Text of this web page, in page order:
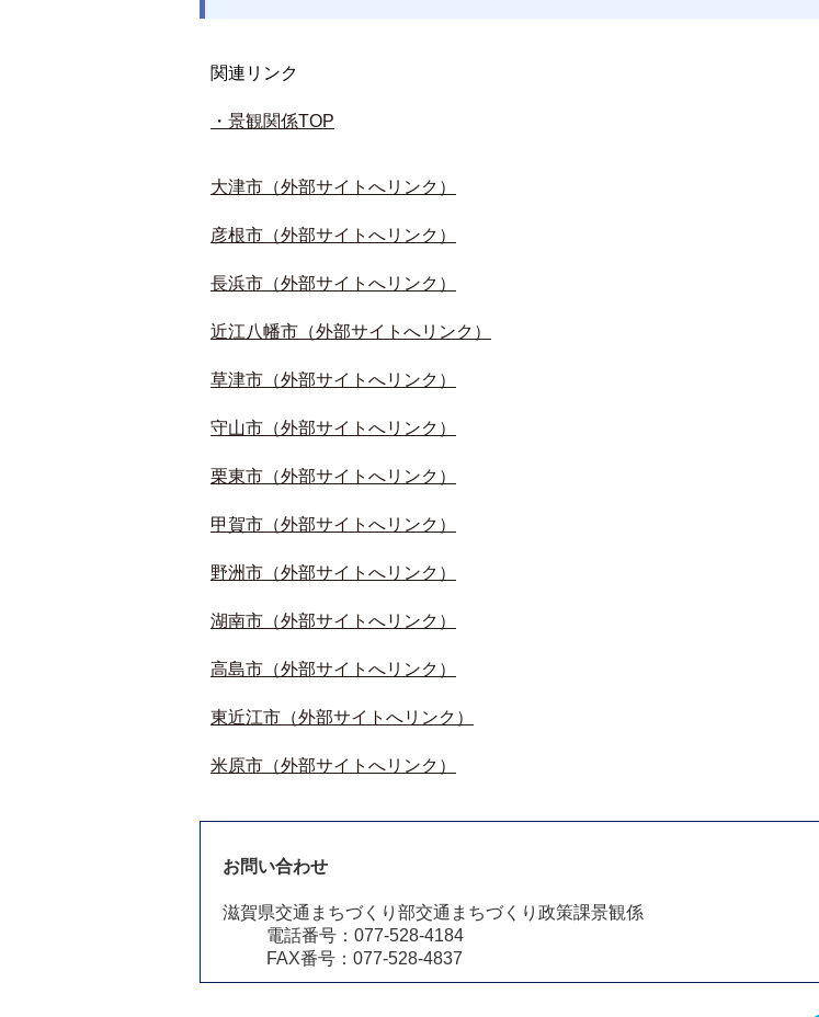
関連リンク
・景観関係TOP
大津市（外部サイトへリンク）
彦根市（外部サイトへリンク）
長浜市（外部サイトへリンク）
近江八幡市（外部サイトへリンク）
草津市（外部サイトへリンク）
守山市（外部サイトへリンク）
栗東市（外部サイトへリンク）
甲賀市（外部サイトへリンク）
野洲市（外部サイトへリンク）
湖南市（外部サイトへリンク）
高島市（外部サイトへリンク）
東近江市（外部サイトへリンク）
米原市（外部サイトへリンク）
お問い合わせ
滋賀県交通まちづくり部交通まちづくり政策課景観係
電話番号：077-528-4184
FAX番号：077-528-4837